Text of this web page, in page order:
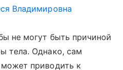
Владимировна
не могут быть причиной
тела. Однако, сам
приводить к